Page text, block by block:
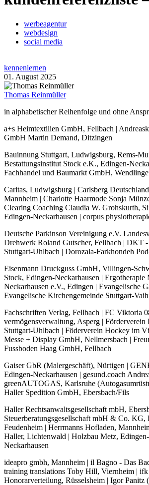
werbeagentur
webdesign
social media
kennenlernen
01. August 2025
Thomas Reinmüller
in alphabetischer Reihenfolge und ohne
a+s Heimtextilien GmbH, Fellbach |
GmbH Martin Demand, Ditzingen
Bauinnung Stuttgart, Ludwigsburg, Rems-
Bestattungsinstitut Stock e.K., Edingen-
Fachhandel und Baumarkt GmbH,
Caritas, Ludwigsburg | Carlsberg
Mannheim | Charlotte Haarmode Sonja
Clearing Coaching Claudia W. Grohskurth,
Edingen-Neckarhausen | corpus
Deutsche Parkinson Vereinigung e.V.
Drehwerk Roland Gutscher, Fellbach | DKT
Stuttgart-Uhlbach | Dorozala-Farkhondeh
Eisenmann Druckguss GmbH, Villingen-
Stock, Edingen-Neckarhausen |
Neckarhausen e.V., Edingen | Evangelische
Evangelische Kirchengemeinde Stuttgart-
Fachschriften Verlag, Fellbach | FC Viktoria
vermögensverwaltung, Asperg |
Stuttgart-Uhlbach | Föderverein Hockey im
Messe + Display GmbH, Nellmersbach |
Fussboden Haag GmbH, Fellbach
Gaiser GbR (Malergeschäft), Nürtigen |
Edingen-Neckarhausen | gesund.coach
greenAUTOGAS, Karlsruhe
Haller Spedition GmbH, Ebersbach/Fils
Haller Rechtsanwaltsgesellschaft mbH,
Steuerberatungsgesellschaft mbH & Co.
Feudenheim | Herrmanns Hofladen,
Haller, Lichtenwald | Holzbau Metz,
Neckarhausen
ideapro gmbh, Mannheim | il Bagno - Das
training translations Toby Hill, Viernheim |
Honorarverteilung, Rüsselsheim | Igor